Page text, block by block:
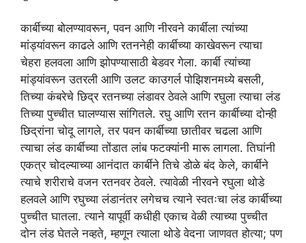
कार्बीच्या बोलण्यावरून, पवन आणि नीरवने कार्बीला त्यांच्या
मांड्यांवरून काढले आणि रतननेही कार्बीच्या काखेवरून त्याचा
चेहरा हलवला आणि झोपण्यासाठी बेडवर गेला. कार्बी त्यांच्या
मांड्यांवरून उतरली आणि उलट काउगर्ल पोझिशनमध्ये बसली,
तिच्या कंबरेचे छिद्र रतनच्या लंडावर ठेवले आणि रघुला त्याचा लंड
तिच्या पुच्चीत घालण्यास सांगितले. रघु आणि रतन कार्बीच्या दोन्ही
छिद्रांना चोदू लागले, तर पवन कार्बीच्या छातीवर चढला आणि
त्याचा लंड कार्बीच्या तोंडात लांब फटक्यांनी मारू लागला. तिघांनी
एकत्र चोदल्याच्या आनंदात कार्बीने तिचे डोळे बंद केले, कार्बीने
त्याचे शरीराचे वजन रतनवर ठेवले. त्यावेळी नीरवने रघुला थोडे
हलवले आणि रघुच्या लंडानंतर लगेचच त्याने स्वतःचा लंड कार्बीच्या
पुच्चीत घातला. त्याने यापूर्वी कधीही एकाच वेळी त्याच्या पुच्चीत
दोन लंड घेतले नव्हते, म्हणून त्याला थोडे वेदना जाणवत होत्या; पण